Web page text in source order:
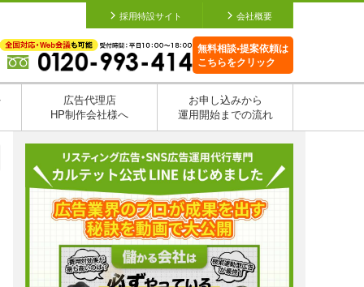
採用特設サイト 会社概要
無料相談•提案依頼は
こちらをクリック
広告代理店
HP制作会社様へ
お申し込みから
運用開始までの流れ